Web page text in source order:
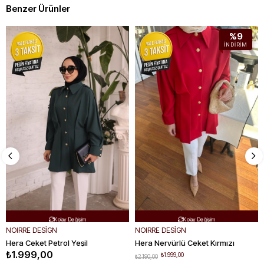
Benzer Ürünler
Ücretsiz Kargo
Hızlı Teslimat
Kolay Değişim
NOIRRE DESİGN
Hera Ceket Petrol Yeşil
₺1.999,00
Ücretsiz Kargo
 Hızlı Teslimat
Kolay Değişim
%9
İNDIRIM
NOIRRE DESİGN
Hera Nervürlü Ceket Kırmızı
₺1.999,00
₺2.190,00